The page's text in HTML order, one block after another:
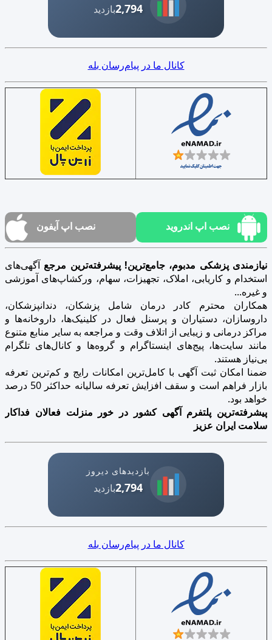
2,794بازدید
کانال ما در پیام‌رسان بله
نصب اپ اندروید نصب اپ آیفون
نیازمندی پزشکی مدبوم، جامع‌ترین! پیشرفته‌ترین مرجع آگهی‌های
استخدام و کاریابی، املاک، تجهیزات، سهام، ورکشاپ‌های آموزشی
و غیره...
همکاران محترم کادر درمان شامل پزشکان، دندانپزشکان،
داروسازان، دستیاران و پرسنل فعال در کلینیک‌ها، داروخانه‌ها و
مراکز درمانی و زیبایی از اتلاف وقت و مراجعه به سایر منابع متنوع
مانند سایت‌ها، پیج‌های اینستاگرام و گروه‌ها و کانال‌های تلگرام
بی‌نیاز هستند.
ضمنا امکان ثبت آگهی با کامل‌ترین امکانات رایج و کم‌ترین تعرفه
بازار فراهم است و سقف افزایش تعرفه سالیانه حداکثر 50 درصد
خواهد بود.
پیشرفته‌ترین پلتفرم آگهی کشور در خور منزلت فعالان فداکار
سلامت ایران عزیز
بازدیدهای دیروز
2,794بازدید
کانال ما در پیام‌رسان بله